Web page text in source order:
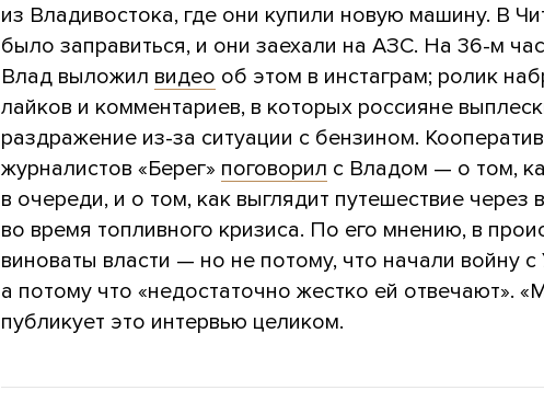
из Владивостока, где они купили новую машину. В
было заправиться, и они заехали на АЗС. На 36-м
Влад выложил видео об этом в инстаграм; ролик
лайков и комментариев, в которых россияне
раздражение из-за ситуации с бензином.
журналистов «Берег» поговорил с Владом — о том,
в очереди, и о том, как выглядит путешествие через
во время топливного кризиса. По его мнению, в
виноваты власти — но не потому, что начали войну с
а потому что «недостаточно жестко ей отвечают».
публикует это интервью целиком.